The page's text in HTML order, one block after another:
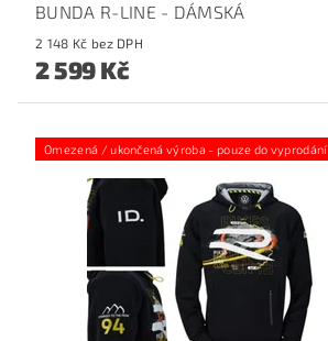
BUNDA R-LINE - DÁMSKÁ
2 148 Kč bez DPH
2 599 Kč
Omezená / ukončená výroba - pouze do vyprodání